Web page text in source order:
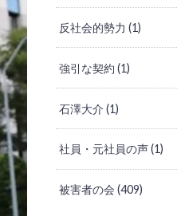
反社会的勢力(1)
強引な契約(1)
石澤大介(1)
社員・元社員の声(1)
被害者の会(409)